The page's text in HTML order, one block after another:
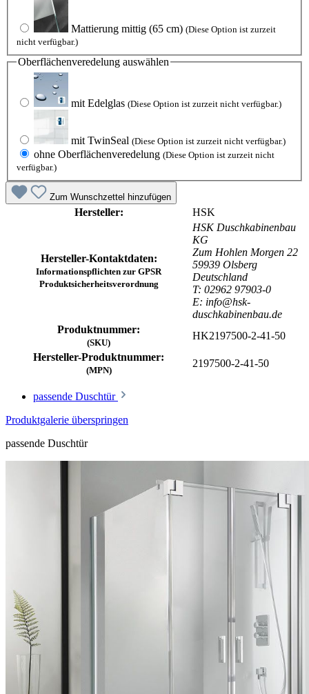
Mattierung mittig (65 cm) (Diese Option ist zurzeit
nicht verfügbar.)
Oberflächenveredelung auswählen
mit Edelglas (Diese Option ist zurzeit nicht verfügbar.)
mit TwinSeal (Diese Option ist zurzeit nicht verfügbar.)
ohne Oberflächenveredelung (Diese Option ist zurzeit nicht
verfügbar.)
Zum Wunschzettel hinzufügen
Hersteller: HSK
Hersteller-Kontaktdaten:
Informationspflichten zur GPSR
Produktsicherheitsverordnung
HSK Duschkabinenbau
KG
Zum Hohlen Morgen 22
59939 Olsberg
Deutschland
T: 02962 97903-0
E: info@hsk-
duschkabinenbau.de
Produktnummer:
(SKU)
HK2197500-2-41-50
Hersteller-Produktnummer:
(MPN)
2197500-2-41-50
passende Duschtür
Produktgalerie überspringen
passende Duschtür